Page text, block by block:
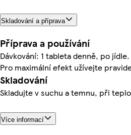
Skladování a příprava
Příprava a používání
Dávkování: 1 tableta denně, po jídle.
Pro maximální efekt užívejte
Skladování
Skladujte v suchu a temnu, při
Více informací